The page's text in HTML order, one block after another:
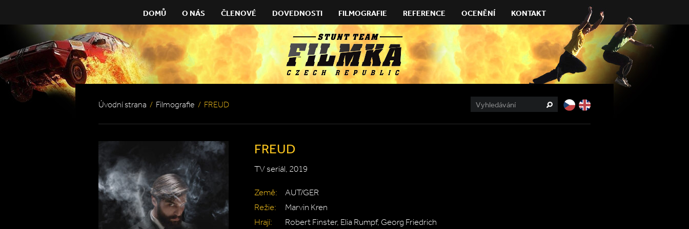
DOMŮ O NÁS ČLENOVÉ DOVEDNOSTI FILMOGRAFIE REFERENCE OCENĚNÍ KONTAKT
Úvodní strana / Filmografie / FREUD
FREUD
TV seriál, 2019
Země:
AUT/GER
Režie:
Marvin Kren
Hrají:
Robert Finster, Elia Rumpf, Georg Friedrich